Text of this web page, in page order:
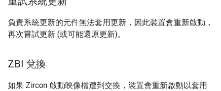
負責系統更新的元件無法套用更新，因此裝置會重新啟動，
再次嘗試更新 (或可能還原更新)。
ZBI 兌換
如果 Zircon 啟動映像檔遭到交換，裝置會重新啟動以套用